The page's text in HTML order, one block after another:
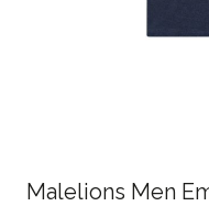
Malelions Men